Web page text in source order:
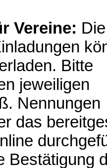
Vereine: Die
Bitte
jeweiligen
Nennungen
das
Bestätigung